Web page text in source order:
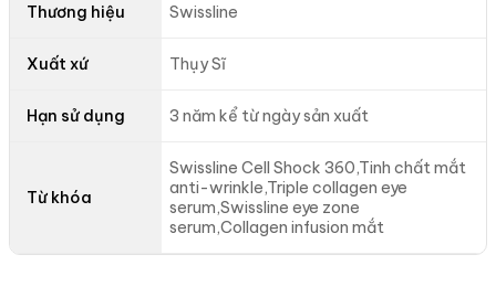
Thương hiệu Swissline
Xuất xứ Thụy Sĩ
Hạn sử dụng 3 năm kể từ ngày sản xuất
Từ khóa
Swissline Cell Shock 360,Tinh chất mắt
anti-wrinkle,Triple collagen eye
serum,Swissline eye zone
serum,Collagen infusion mắt